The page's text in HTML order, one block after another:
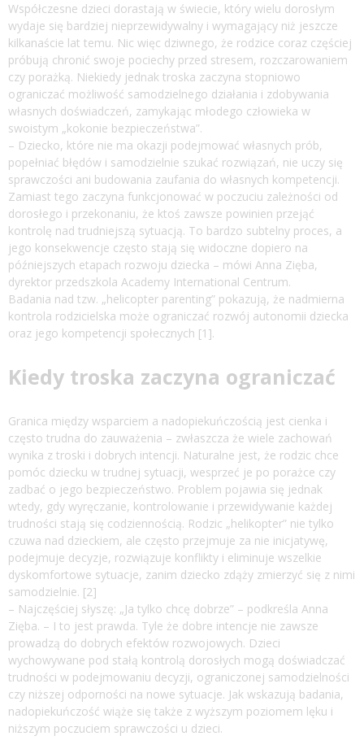
Współczesne dzieci dorastają w świecie, który wielu dorosłym
wydaje się bardziej nieprzewidywalny i wymagający niż jeszcze
kilkanaście lat temu. Nic więc dziwnego, że rodzice coraz częściej
próbują chronić swoje pociechy przed stresem, rozczarowaniem
czy porażką. Niekiedy jednak troska zaczyna stopniowo
ograniczać możliwość samodzielnego działania i zdobywania
własnych doświadczeń, zamykając młodego człowieka w
swoistym „kokonie bezpieczeństwa”.
– Dziecko, które nie ma okazji podejmować własnych prób,
popełniać błędów i samodzielnie szukać rozwiązań, nie uczy się
sprawczości ani budowania zaufania do własnych kompetencji.
Zamiast tego zaczyna funkcjonować w poczuciu zależności od
dorosłego i przekonaniu, że ktoś zawsze powinien przejąć
kontrolę nad trudniejszą sytuacją. To bardzo subtelny proces, a
jego konsekwencje często stają się widoczne dopiero na
późniejszych etapach rozwoju dziecka – mówi Anna Zięba,
dyrektor przedszkola Academy International Centrum.
Badania nad tzw. „helicopter parenting” pokazują, że nadmierna
kontrola rodzicielska może ograniczać rozwój autonomii dziecka
oraz jego kompetencji społecznych [1].
Kiedy troska zaczyna ograniczać
Granica między wsparciem a nadopiekuńczością jest cienka i
często trudna do zauważenia – zwłaszcza że wiele zachowań
wynika z troski i dobrych intencji. Naturalne jest, że rodzic chce
pomóc dziecku w trudnej sytuacji, wesprzeć je po porażce czy
zadbać o jego bezpieczeństwo. Problem pojawia się jednak
wtedy, gdy wyręczanie, kontrolowanie i przewidywanie każdej
trudności stają się codziennością. Rodzic „helikopter” nie tylko
czuwa nad dzieckiem, ale często przejmuje za nie inicjatywę,
podejmuje decyzje, rozwiązuje konflikty i eliminuje wszelkie
dyskomfortowe sytuacje, zanim dziecko zdąży zmierzyć się z nimi
samodzielnie. [2]
– Najczęściej słyszę: „Ja tylko chcę dobrze” – podkreśla Anna
Zięba. – I to jest prawda. Tyle że dobre intencje nie zawsze
prowadzą do dobrych efektów rozwojowych. Dzieci
wychowywane pod stałą kontrolą dorosłych mogą doświadczać
trudności w podejmowaniu decyzji, ograniczonej samodzielności
czy niższej odporności na nowe sytuacje. Jak wskazują badania,
nadopiekuńczość wiąże się także z wyższym poziomem lęku i
niższym poczuciem sprawczości u dzieci.